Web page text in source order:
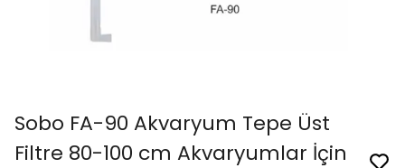
Sobo FA-90 Akvaryum Tepe Üst
Filtre 80-100 cm Akvaryumlar İçin